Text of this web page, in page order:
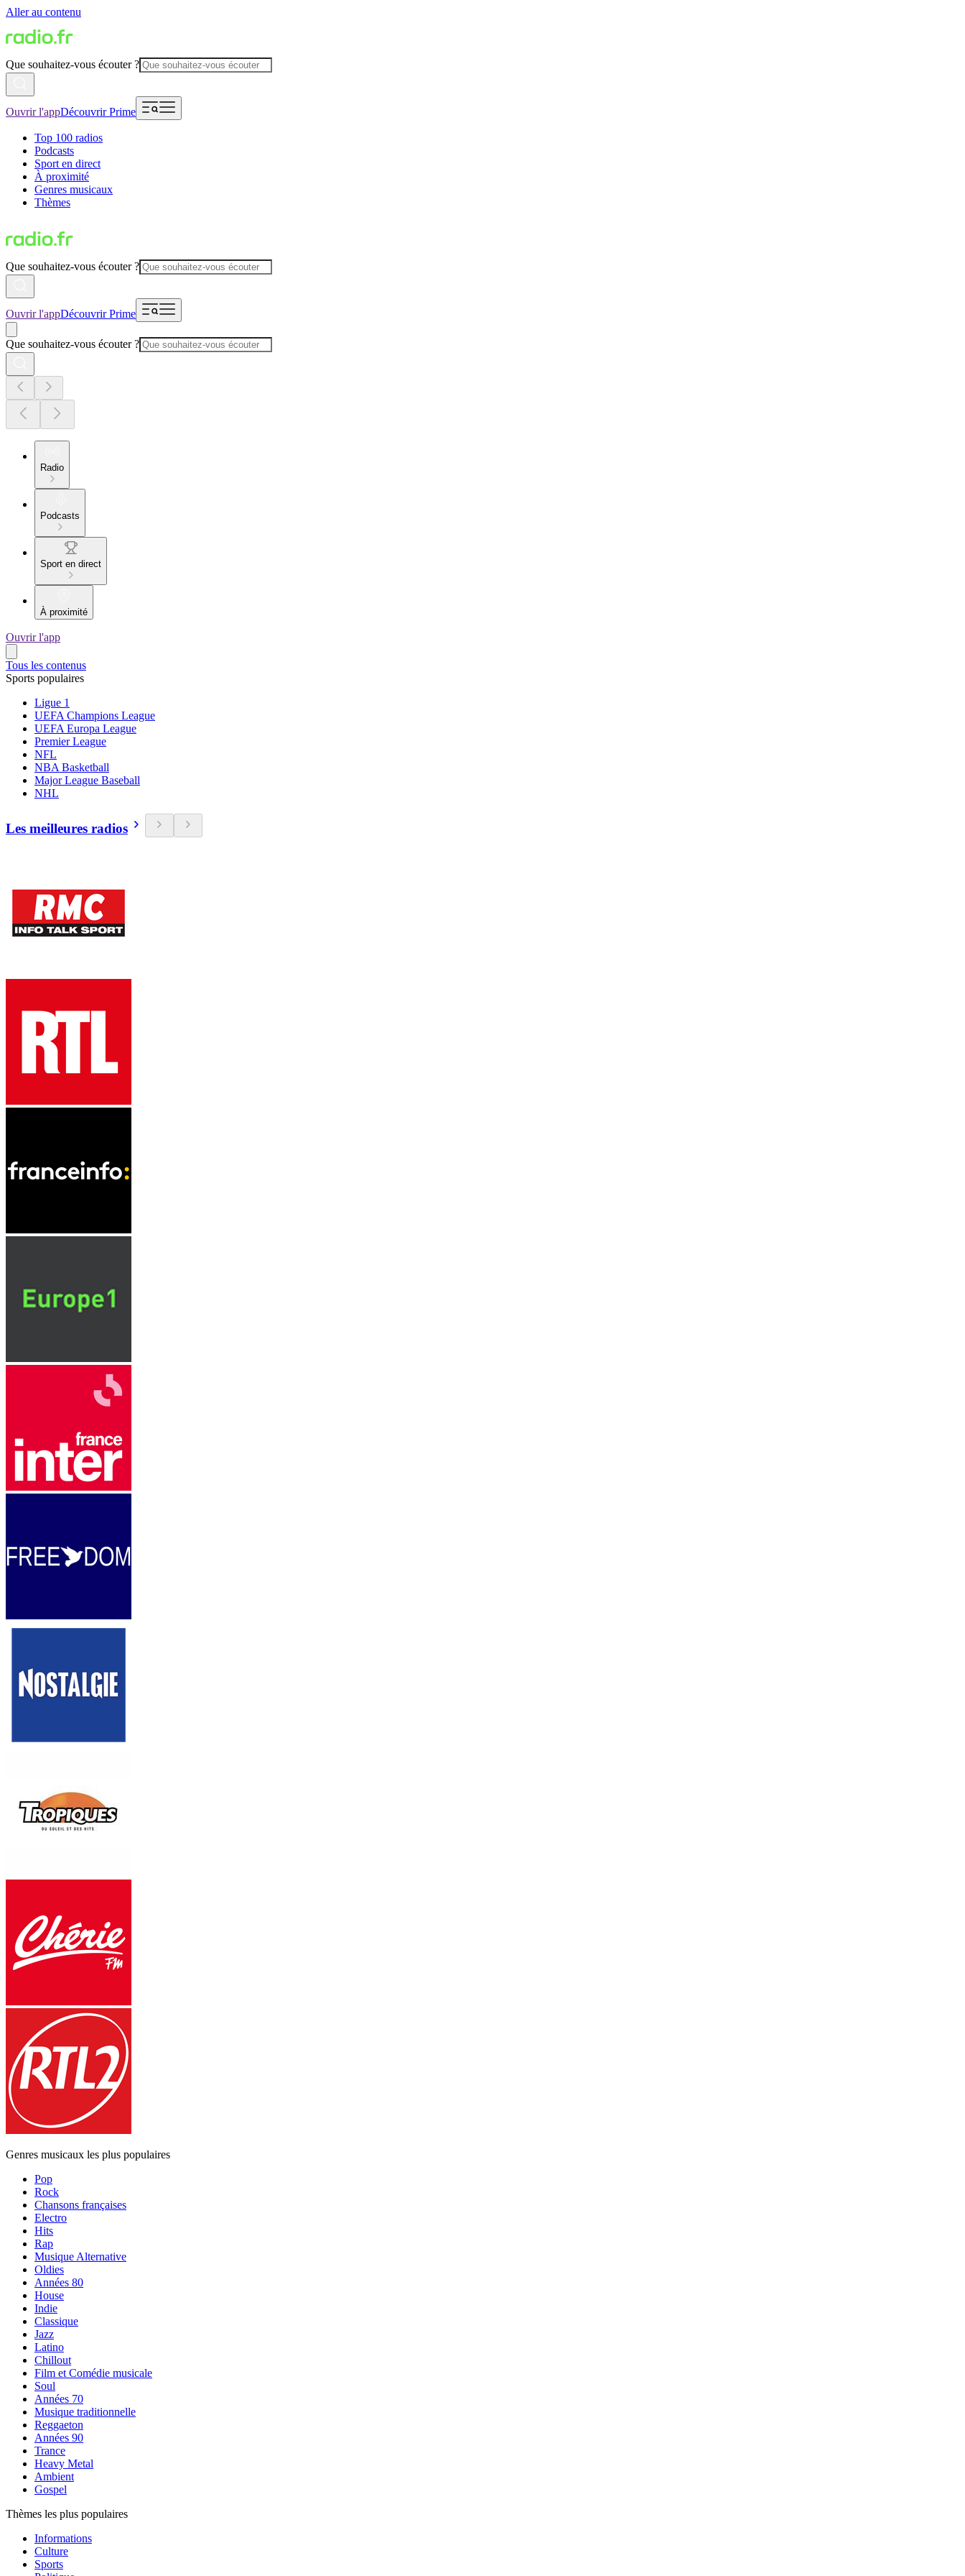
Aller au contenu
Que souhaitez-vous écouter ?
Ouvrir l'appDécouvrir Prime
Top 100 radios
Podcasts
Sport en direct
À proximité
Genres musicaux
Thèmes
Que souhaitez-vous écouter ?
Ouvrir l'appDécouvrir Prime
Que souhaitez-vous écouter ?
Radio
Podcasts
Sport en direct
À proximité
Ouvrir l'app
Tous les contenus
Sports populaires
Ligue 1
UEFA Champions League
UEFA Europa League
Premier League
NFL
NBA Basketball
Major League Baseball
NHL
Les meilleures radios
Genres musicaux les plus populaires
Pop
Rock
Chansons françaises
Electro
Hits
Rap
Musique Alternative
Oldies
Années 80
House
Indie
Classique
Jazz
Latino
Chillout
Film et Comédie musicale
Soul
Années 70
Musique traditionnelle
Reggaeton
Années 90
Trance
Heavy Metal
Ambient
Gospel
Thèmes les plus populaires
Informations
Culture
Sports